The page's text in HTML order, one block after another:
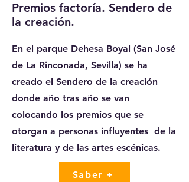
Premios factoría. Sendero de
la creación.
En el parque Dehesa Boyal (San José
de La Rinconada, Sevilla) se ha
creado el Sendero de la creación
donde año tras año se van
colocando los premios que se
otorgan a personas influyentes de la
literatura y de las artes escénicas.
Saber +